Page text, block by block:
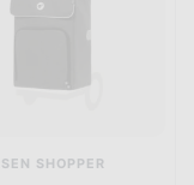
SHOPPER